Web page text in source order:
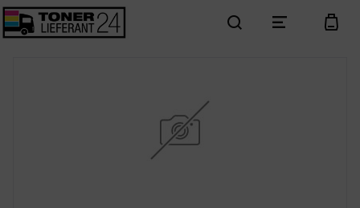
search menu cart